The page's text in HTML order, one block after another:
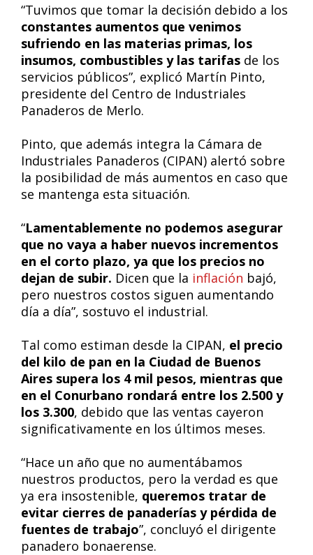
“Tuvimos que tomar la decisión debido a los
constantes aumentos que venimos
sufriendo en las materias primas, los
insumos, combustibles y las tarifas de los
servicios públicos”, explicó Martín Pinto,
presidente del Centro de Industriales
Panaderos de Merlo.
Pinto, que además integra la Cámara de
Industriales Panaderos (CIPAN) alertó sobre
la posibilidad de más aumentos en caso que
se mantenga esta situación.
“Lamentablemente no podemos asegurar
que no vaya a haber nuevos incrementos
en el corto plazo, ya que los precios no
dejan de subir. Dicen que la inflación bajó,
pero nuestros costos siguen aumentando
día a día”, sostuvo el industrial.
Tal como estiman desde la CIPAN, el precio
del kilo de pan en la Ciudad de Buenos
Aires supera los 4 mil pesos, mientras que
en el Conurbano rondará entre los 2.500 y
los 3.300, debido que las ventas cayeron
significativamente en los últimos meses.
“Hace un año que no aumentábamos
nuestros productos, pero la verdad es que
ya era insostenible, queremos tratar de
evitar cierres de panaderías y pérdida de
fuentes de trabajo”, concluyó el dirigente
panadero bonaerense.